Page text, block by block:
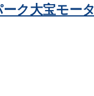
ク大宝モー